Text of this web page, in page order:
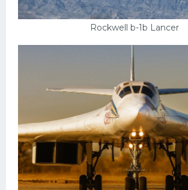
Rockwell b-1b Lancer